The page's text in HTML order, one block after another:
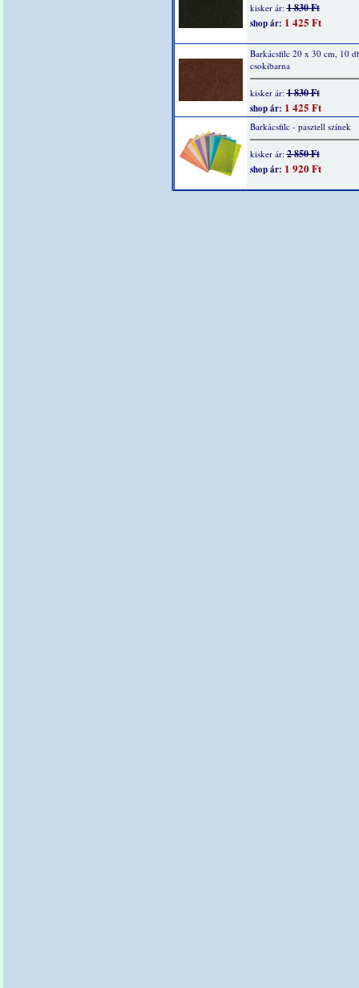
kisker ár:1 830 Ft
shop ár: 1 425 Ft
Barkácsfilc 20 x 30 cm, 10
csokibarna
kisker ár:1 830 Ft
shop ár: 1 425 Ft
Barkácsfilc - pasztell színek
kisker ár:2 850 Ft
shop ár: 1 920 Ft